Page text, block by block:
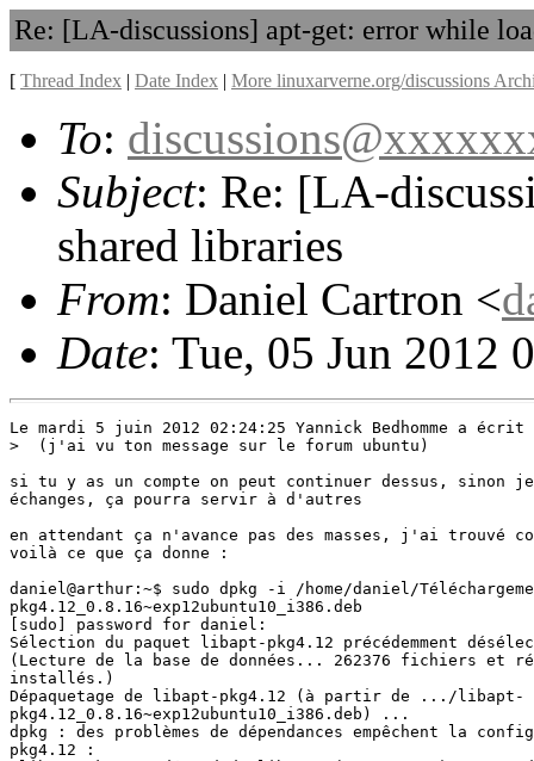
Re: [LA-discussions] apt-get: error while
[ Thread Index | Date Index | More linuxarverne.org/discussions
To:
Subject: Re: [LA-
shared libraries
From: Daniel Cartron <
Date: Tue, 05 Jun 2012
Le mardi 5 juin 2012 02:24:25 Yannick Bedhomme a
>  (j'ai vu ton message sur le forum ubuntu)
si tu y as un compte on peut continuer dessus, sinon
échanges, ça pourra servir à d'autres
en attendant ça n'avance pas des masses, j'ai trouvé
voilà ce que ça donne :
daniel@arthur:~$ sudo dpkg -i /home/daniel/
pkg4.12_0.8.16~exp12ubuntu10_i386.deb
[sudo] password for daniel:
Sélection du paquet libapt-pkg4.12 précédemment
(Lecture de la base de données... 262376 fichiers et
installés.)
Dépaquetage de libapt-pkg4.12 (à partir de .../libapt-
pkg4.12_0.8.16~exp12ubuntu10_i386.deb) ...
dpkg : des problèmes de dépendances empêchent la
pkg4.12 :